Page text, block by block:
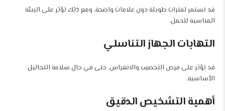
قد تستمر لفترات طويلة دون علامات واضحة، ومع ذلك تؤثر على البيئة
المناسبة للحمل.
التهابات الجهاز التناسلي
قد تؤثر على فرص التخصيب والانغراس، حتى في حال سلامة التحاليل
الأساسية.
أهمية التشخيص الدقيق